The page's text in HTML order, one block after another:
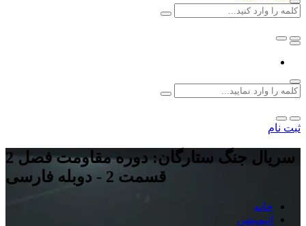
ثبت نام
سریال جنگ ستارگان: دوره مقاومت فصل 2
قسمت 2 - دوبله فارسی
خانه
انیمیشن